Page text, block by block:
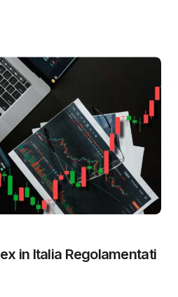
in Italia Regolamentati